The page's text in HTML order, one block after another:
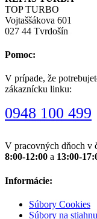
TOP TURBO
Vojtaššákova 601
027 44 Tvrdošín
Pomoc:
V prípade, že
zákaznícku linku:
0948 100 499
V pracovných dňoch v
8:00-12:00 a 13:00-
Informácie:
Súbory Cookies
Súbory na